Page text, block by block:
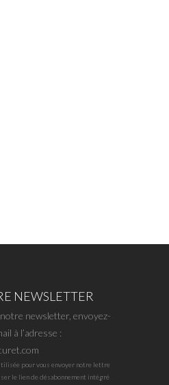
NEWSLETTER
newsletter, envoyez-
à l’adresse :
pour vous envoyer notre lettre
le lien de désabonnement intégré